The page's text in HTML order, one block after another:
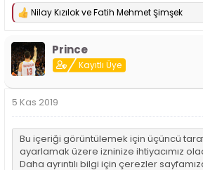
T
k
i
l
Nilay KızılokveFatih Mehmet Şimşek
Prince
Kayıtlı Üye
5 Kas 2019
Bu içeriği görüntülemek için üçüncü
ayarlamak üzere izninize ihtiyacımız
Daha ayrıntılı bilgi için çerezler